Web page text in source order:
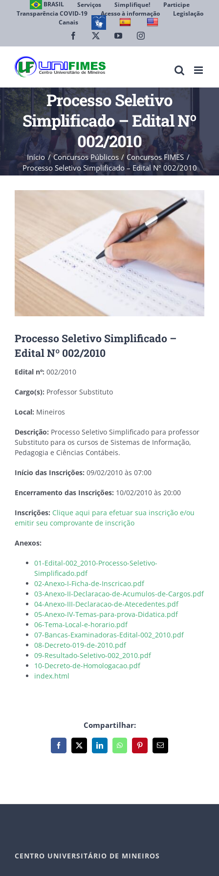
BRASIL Serviços Simplifique!
Participe
Transparência COVID-19
Acesso à informação
Legislação
Canais
Facebook YouTubeInstagram
Processo Seletivo
Simplificado – Edital Nº
002/2010
Início Concursos Públicos
Concursos FIMES
Processo Seletivo Simplificado – Edital Nº 002/2010
Processo Seletivo Simplificado –
Edital Nº 002/2010
Edital nº: 002/2010
Cargo(s): Professor Substituto
Local: Mineiros
Descrição: Processo Seletivo Simplificado para professor
Substituto para os cursos de Sistemas de Informação,
Pedagogia e Ciências Contábeis.
Início das Inscrições: 09/02/2010 às 07:00
Encerramento das Inscrições: 10/02/2010 às 20:00
Inscrições: Clique aqui para efetuar sua inscrição e/ou
emitir seu comprovante de inscrição
Anexos:
01-Edital-002_2010-Processo-Seletivo-
Simplificado.pdf
02-Anexo-I-Ficha-de-Inscricao.pdf
03-Anexo-II-Declaracao-de-Acumulos-de-Cargos.pdf
04-Anexo-III-Declaracao-de-Atecedentes.pdf
05-Anexo-IV-Temas-para-prova-Didatica.pdf
06-Tema-Local-e-horario.pdf
07-Bancas-Examinadoras-Edital-002_2010.pdf
08-Decreto-019-de-2010.pdf
09-Resultado-Seletivo-002_2010.pdf
10-Decreto-de-Homologacao.pdf
index.html
Compartilhar:
Facebook
X LinkedInWhatsAppPinterest
E-
mail
CENTRO UNIVERSITÁRIO DE MINEIROS